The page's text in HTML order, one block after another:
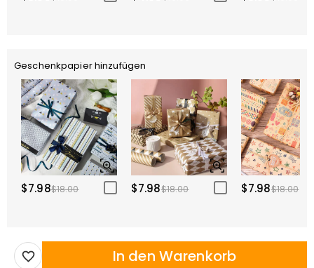
Geschenkpapier hinzufügen
$7.98$18.00 $7.98$18.00 $7.98$18.00
In den Warenkorb